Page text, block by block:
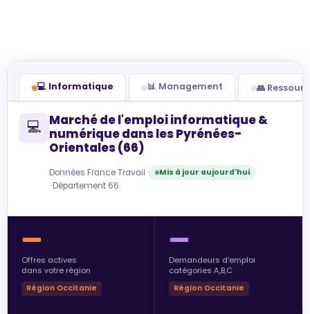
💻 Informatique 📊 Management 👥
💻 Marché de l'emploi informatique &
numérique dans les Pyrénées-
Orientales (66)
Données France Travail · Mis à jour aujourd'hui
· Département 66
—
Offres actives
dans votre région
Région Occitanie
—
Demandeurs d'emploi
catégories A,B,C
Région Occitanie